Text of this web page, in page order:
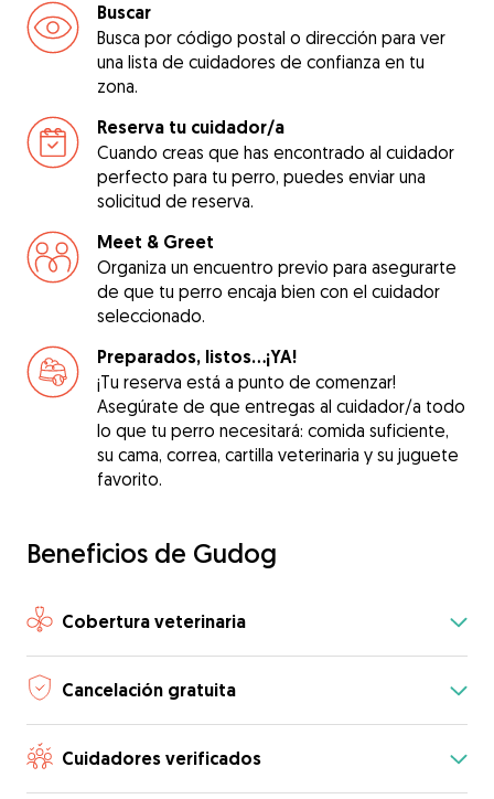
Buscar
Busca por código postal o dirección para ver
una lista de cuidadores de confianza en tu
zona.
Reserva tu cuidador/a
Cuando creas que has encontrado al cuidador
perfecto para tu perro, puedes enviar una
solicitud de reserva.
Meet & Greet
Organiza un encuentro previo para asegurarte
de que tu perro encaja bien con el cuidador
seleccionado.
Preparados, listos...¡YA!
¡Tu reserva está a punto de comenzar!
Asegúrate de que entregas al cuidador/a todo
lo que tu perro necesitará: comida suficiente,
su cama, correa, cartilla veterinaria y su juguete
favorito.
Beneficios de Gudog
Cobertura veterinaria
Cancelación gratuita
Cuidadores verificados